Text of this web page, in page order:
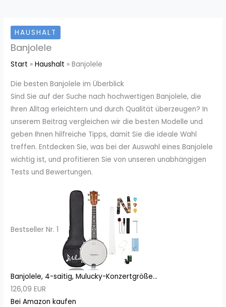
HAUSHALT
Banjolele
Start Haushalt Banjolele
Die besten Banjolele im Überblick
Sind Sie auf der Suche nach hochwertigen Banjolele, die
Ihren Alltag erleichtern und durch Qualität überzeugen? In
unserem Beitrag vergleichen wir die besten Modelle und
geben Ihnen hilfreiche Tipps, damit Sie die ideale Wahl
treffen. Entdecken Sie, was bei der Auswahl eines Banjolele
wichtig ist, und profitieren Sie von unseren unabhängigen
Tests und Bewertungen.
Bestseller Nr. 1
Banjolele, 4-saitig, Mulucky-Konzertgröße...
126,09 EUR
Bei Amazon kaufen